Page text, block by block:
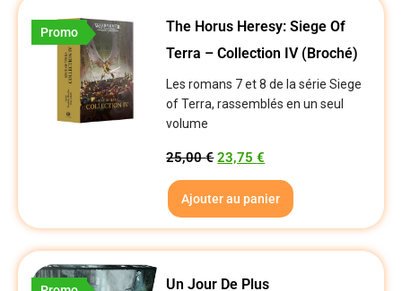
Promo
The Horus Heresy: Siege Of
Terra – Collection IV (Broché)
Les romans 7 et 8 de la série Siege
of Terra, rassemblés en un seul
volume
25,00€ 23,75€
Ajouter au panier
Un Jour De Plus